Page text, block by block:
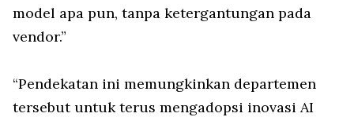
model apa pun, tanpa ketergantungan pada
vendor.”
“Pendekatan ini memungkinkan departemen
tersebut untuk terus mengadopsi inovasi AI